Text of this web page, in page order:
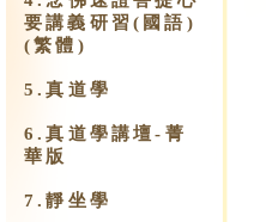
要講義研習(國語)
(繁體)
5.真道學
6.真道學講壇-菁
華版
7.靜坐學